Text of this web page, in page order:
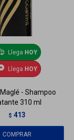
Llega HOY
Llega HOY
- Shampoo
310 ml
$ 413